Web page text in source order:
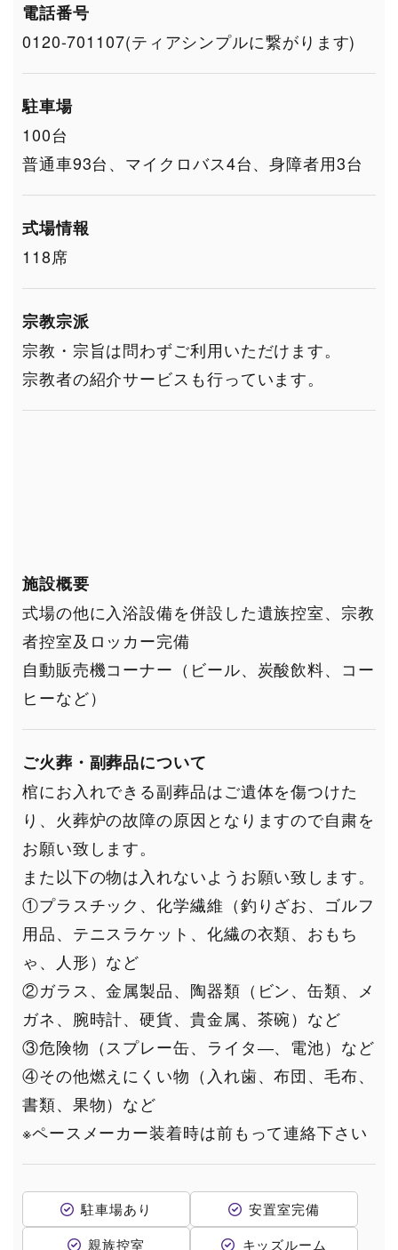
電話番号
0120-701107(ティアシンプルに繋がります)
駐車場
100台
普通車93台、マイクロバス4台、身障者用3台
式場情報
118席
宗教宗派
宗教・宗旨は問わずご利用いただけます。
宗教者の紹介サービスも行っています。
施設概要
式場の他に入浴設備を併設した遺族控室、宗教
者控室及ロッカー完備
自動販売機コーナー（ビール、炭酸飲料、コー
ヒーなど）
ご火葬・副葬品について
棺にお入れできる副葬品はご遺体を傷つけた
り、火葬炉の故障の原因となりますので自粛を
お願い致します。
また以下の物は入れないようお願い致します。
①プラスチック、化学繊維（釣りざお、ゴルフ
用品、テニスラケット、化繊の衣類、おもち
ゃ、人形）など
②ガラス、金属製品、陶器類（ビン、缶類、メ
ガネ、腕時計、硬貨、貴金属、茶碗）など
③危険物（スプレー缶、ライタ―、電池）など
④その他燃えにくい物（入れ歯、布団、毛布、
書類、果物）など
※ペースメーカー装着時は前もって連絡下さい
駐車場あり
安置室完備
親族控室
キッズルーム